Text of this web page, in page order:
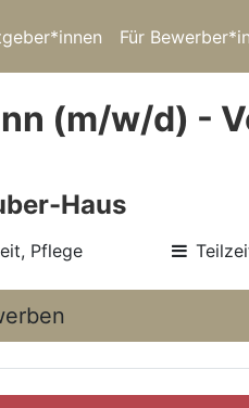
Für
(m/w/d) -
Haus
Pflege